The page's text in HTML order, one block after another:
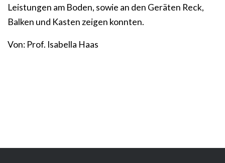
Leistungen am Boden, sowie an den Geräten Reck,
Balken und Kasten zeigen konnten.
Von: Prof. Isabella Haas